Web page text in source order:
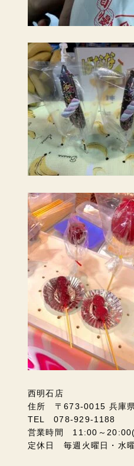
西明石店
住所 〒673-0015 兵庫
TEL 078-929-1188
営業時間 11:00～
定休日 毎週火曜日・水